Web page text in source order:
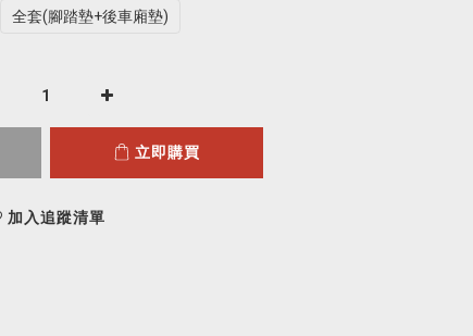
全套(腳踏墊+後車廂墊)
立即購買
加入追蹤清單